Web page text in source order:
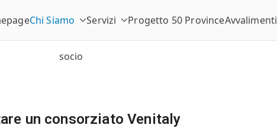
Chi Siamo Servizi Progetto 50 ProvinceAvvalimenti
un consorziato Venitaly